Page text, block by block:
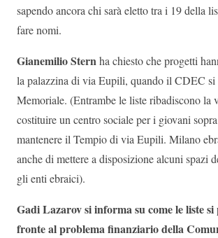
sapendo ancora chi sarà eletto tra i 19 della
fare nomi.
Gianemilio Sternha chiesto che progetti
la palazzina di via Eupili, quando il CDEC si
Memoriale. (Entrambe le liste ribadiscono la
costituire un centro sociale per i giovani
mantenere il Tempio di via Eupili. Milano
anche di mettere a disposizione alcuni spazi
gli enti ebraici).
Gadi Lazarovsi informa su come le liste
fronte al problema finanziariodella